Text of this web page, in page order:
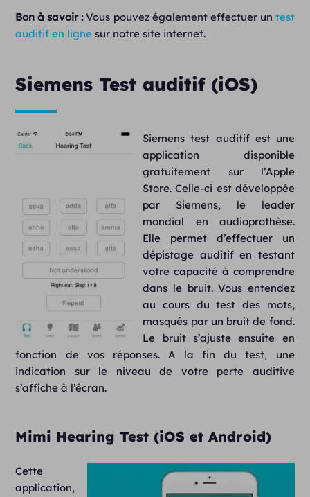
Bon à savoir :Vous pouvez également effectuer un test
auditif en ligne sur notre site internet.
Siemens Test auditif (iOS)
Siemens test auditif est une
application disponible
gratuitement sur l’Apple
Store. Celle-ci est développée
par Siemens, le leader
mondial en audioprothèse.
Elle permet d’effectuer un
dépistage auditif en testant
votre capacité à comprendre
dans le bruit. Vous entendez
au cours du test des mots,
masqués par un bruit de fond.
Le bruit s’ajuste ensuite en
fonction de vos réponses. A la fin du test, une
indication sur le niveau de votre perte auditive
s’affiche à l’écran.
Mimi Hearing Test (iOS et Android)
Cette
application,